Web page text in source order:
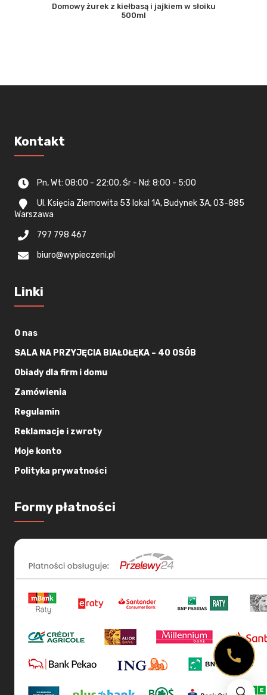
Domowy żurek z kiełbasą i jajkiem w słoiku
500ml
Kontakt
Pn, Wt: 08:00 - 22:00, Śr - Nd: 8:00 - 5:00
Ul. Księcia Ziemowita 53 lokal 1A, Budynek 3A, 03-885
Warszawa
797 798 467
biuro@wypieczeni.pl
Linki
O nas
SALA NA PRZYJĘCIA BIAŁOŁĘKA – 40 OSÓB
Obiady dla firm i domu
Zamówienia
Regulamin
Reklamacje i zwroty
Moje konto
Polityka prywatności
Formy płatności